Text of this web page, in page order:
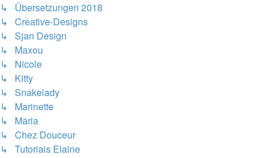
↳ Übersetzungen 2018
↳ Creative-Designs
↳ Sjan Design
↳ Maxou
↳ Nicole
↳ Kitty
↳ Snakelady
↳ Marinette
↳ Maria
↳ Chez Douceur
↳ Tutoriais Elaine